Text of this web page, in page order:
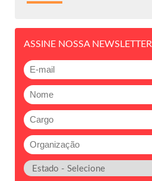
ASSINE NOSSA NEWSLETTER